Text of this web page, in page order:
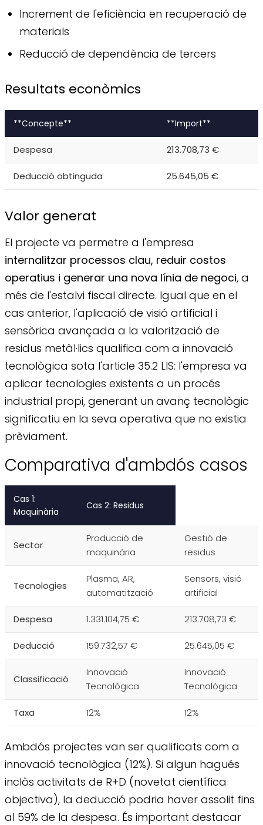
Increment de l'eficiència en recuperació de
materials
Reducció de dependència de tercers
Resultats econòmics
**Concepte** **Import**
Despesa 213.708,73 €
Deducció obtinguda 25.645,05 €
Valor generat
El projecte va permetre a l'empresa
internalitzar processos clau, reduir costos
operatius i generar una nova línia de negoci, a
més de l'estalvi fiscal directe. Igual que en el
cas anterior, l'aplicació de visió artificial i
sensòrica avançada a la valorització de
residus metàl·lics qualifica com a innovació
tecnològica sota l'article 35.2 LIS: l'empresa va
aplicar tecnologies existents a un procés
industrial propi, generant un avanç tecnològic
significatiu en la seva operativa que no existia
prèviament.
Comparativa d'ambdós casos
Cas 1:
Maquinària
Cas 2: Residus
Sector
Producció de
maquinària
Gestió de
residus
Tecnologies
Plasma, AR,
automatització
Sensors, visió
artificial
Despesa 1.331.104,75 € 213.708,73 €
Deducció 159.732,57 € 25.645,05 €
Classificació
Innovació
Tecnològica
Innovació
Tecnològica
Taxa 12% 12%
Ambdós projectes van ser qualificats com a
innovació tecnològica (12%). Si algun hagués
inclòs activitats de R+D (novetat científica
objectiva), la deducció podria haver assolit fins
al 59% de la despesa. És important destacar